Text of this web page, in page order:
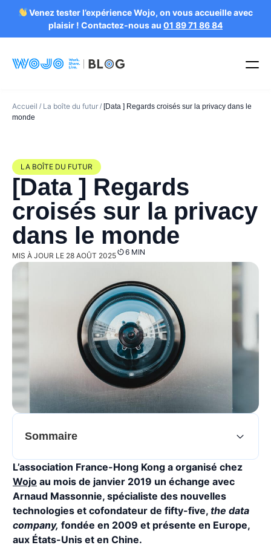
Venez tester l’expérience Wojo, on vous accueille avec
plaisir ! Contactez-nous au 01 89 71 86 84
Accueil / La boîte du futur / [Data ] Regards croisés sur la privacy dans le
monde
LA BOÎTE DU FUTUR
[Data ] Regards
croisés sur la privacy
dans le monde
MIS À JOUR LE 28 AOÛT 2025 6 MIN
Sommaire
L’association France-Hong Kong a organisé chez
Wojo au mois de janvier 2019 un échange avec
Arnaud Massonnie, spécialiste des nouvelles
technologies et cofondateur de fifty-five, the data
company, fondée en 2009 et présente en Europe,
aux États-Unis et en Chine.